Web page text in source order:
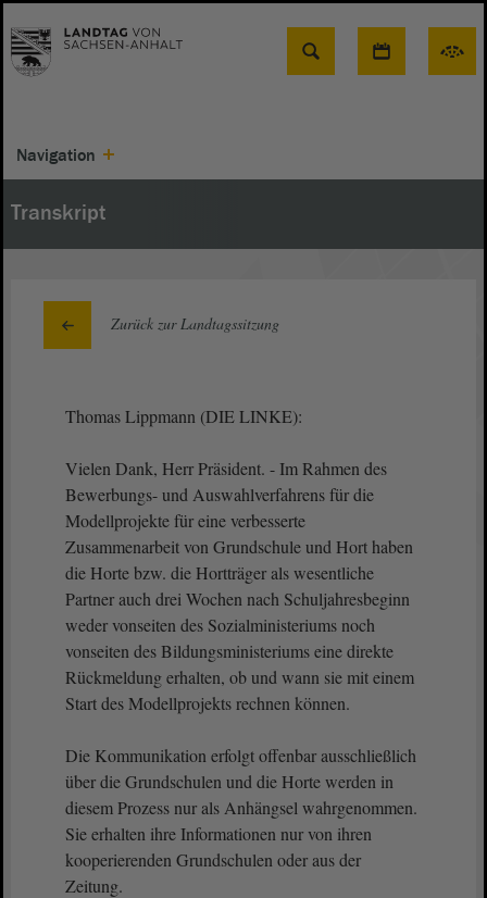
Suche
Navigation
Transkript
Zurück zur Landtagssitzung
Thomas Lippmann (DIE LINKE):
Vielen Dank, Herr Präsident. - Im Rahmen des
Bewerbungs- und Auswahlverfahrens für die
Modellprojekte für eine verbesserte
Zusammenarbeit von Grundschule und Hort haben
die Horte bzw. die Hortträger als wesentliche
Partner auch drei Wochen nach Schuljahresbeginn
weder vonseiten des Sozialministeriums noch
vonseiten des Bildungsministeriums eine direkte
Rückmeldung erhalten, ob und wann sie mit einem
Start des Modellprojekts rechnen können.
Die Kommunikation erfolgt offenbar ausschließlich
über die Grundschulen und die Horte werden in
diesem Prozess nur als Anhängsel wahrgenommen.
Sie erhalten ihre Informationen nur von ihren
kooperierenden Grundschulen oder aus der
Zeitung.